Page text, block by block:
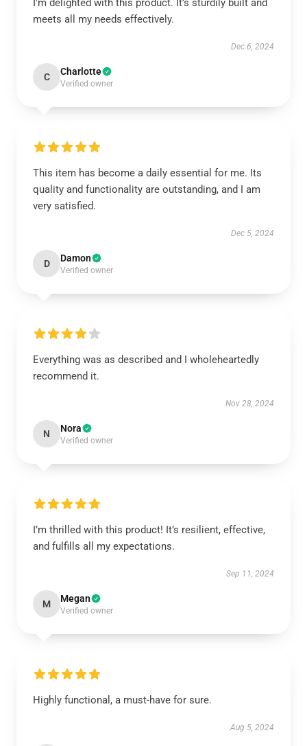
I'm delighted with this product. It’s sturdily built and
meets all my needs effectively.
Dec 6, 2024
C Charlotte
Verified owner
This item has become a daily essential for me. Its
quality and functionality are outstanding, and I am
very satisfied.
Dec 5, 2024
D Damon
Verified owner
Everything was as described and I wholeheartedly
recommend it.
Nov 28, 2024
N Nora
Verified owner
I’m thrilled with this product! It’s resilient, effective,
and fulfills all my expectations.
Sep 11, 2024
M Megan
Verified owner
Highly functional, a must-have for sure.
Aug 5, 2024